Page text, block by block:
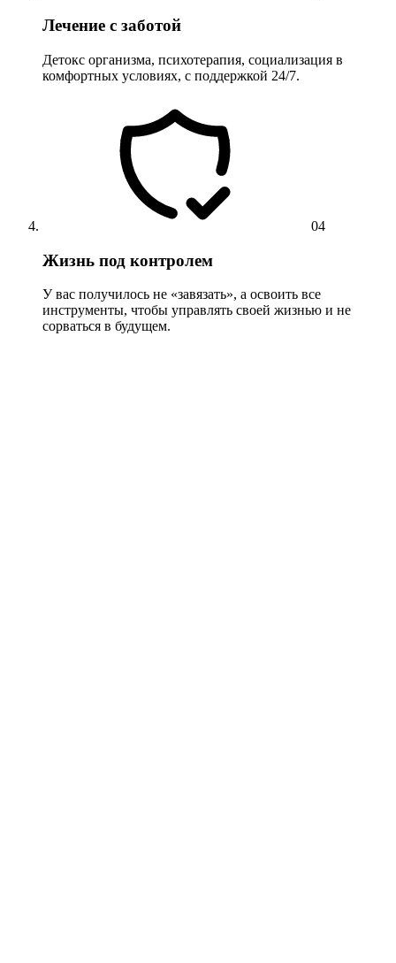
Лечение с заботой
Детокс организма, психотерапия, социализация в
комфортных условиях, с поддержкой 24/7.
04
Жизнь под контролем
У вас получилось не «завязать», а освоить все
инструменты, чтобы управлять своей жизнью и не
сорваться в будущем.